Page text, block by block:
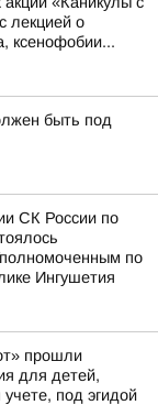
лекцией о
ксенофобии...
быть под
СК России по
по
Ингушетия
прошли
для детей,
под эгидой